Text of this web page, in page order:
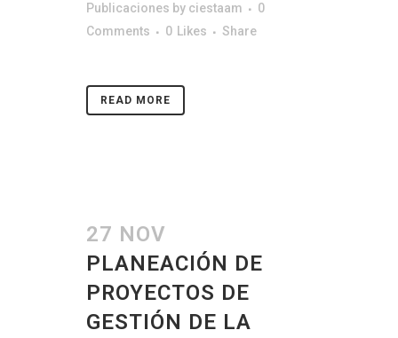
Publicaciones by ciestaam
0
Comments
0 Likes Share
READ MORE
27 NOV
PLANEACIÓN DE
PROYECTOS DE
GESTIÓN DE LA